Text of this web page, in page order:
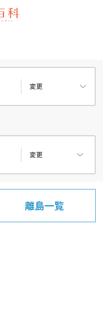
変更
変更
離島一覧